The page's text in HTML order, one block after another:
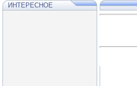
ИНТЕРЕСНОЕ